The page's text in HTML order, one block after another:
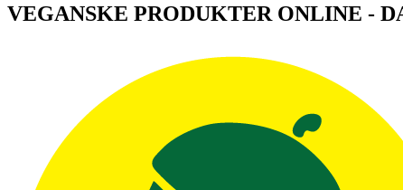
VEGANSKE PRODUKTER ONLINE -